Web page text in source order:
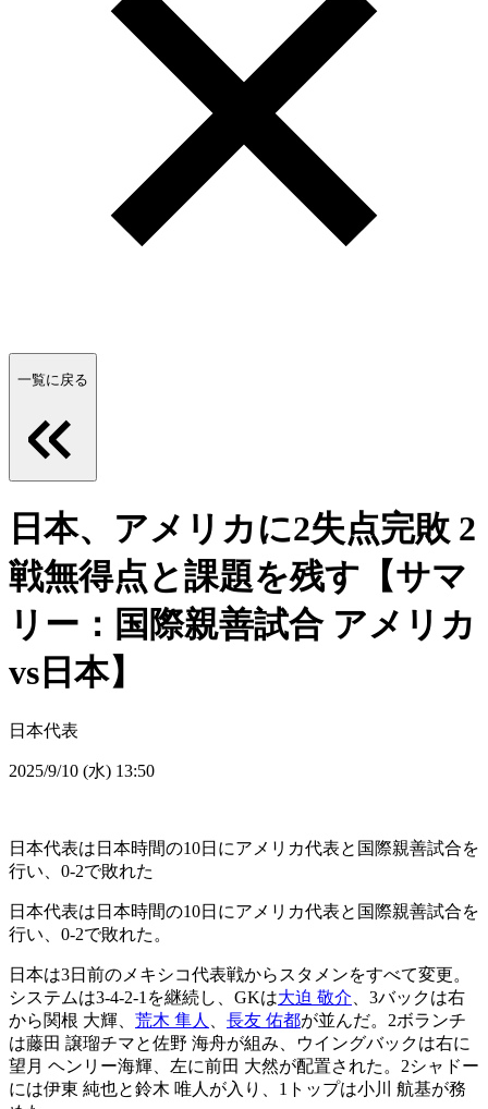
一覧に戻る
日本、アメリカに2失点完敗 2
戦無得点と課題を残す【サマ
リー：国際親善試合 アメリカ
vs日本】
日本代表
2025/9/10 (水) 13:50
日本代表は日本時間の10日にアメリカ代表と国際親善試合を
行い、0-2で敗れた
日本代表は日本時間の10日にアメリカ代表と国際親善試合を
行い、0-2で敗れた。
日本は3日前のメキシコ代表戦からスタメンをすべて変更。
システムは3-4-2-1を継続し、GKは大迫 敬介 、3バックは右
から関根 大輝、 荒木 隼人 長友 佑都が並んだ。2ボランチ
は藤田 譲瑠チマと佐野 海舟が組み、ウイングバックは右に
望月 ヘンリー海輝、左に前田 大然が配置された。2シャドー
には伊東 純也と鈴木 唯人が入り、1トップは小川 航基が務